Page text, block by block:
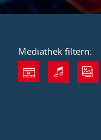
Mediathek filtern: